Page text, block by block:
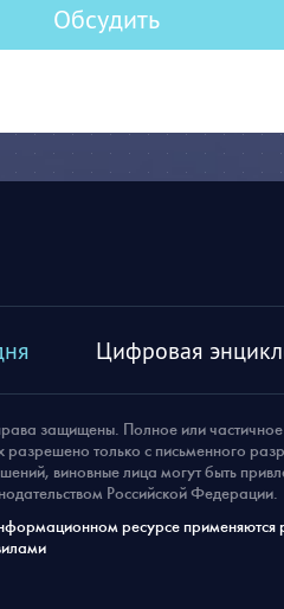
Обсудить
Цифровая
защищены. Полное или
разрешено только с письменного
виновные лица могут быть
Российской Федерации.
ресурсе применяются